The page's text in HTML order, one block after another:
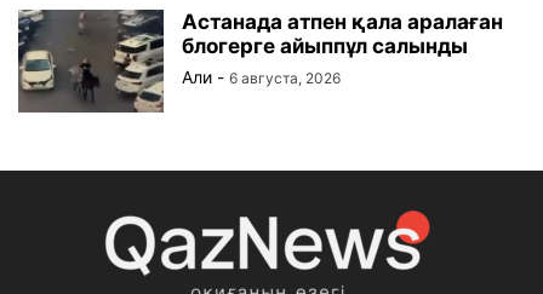
Астанада атпен қала аралаған
блогерге айыппұл салынды
Али - 6 августа, 2026